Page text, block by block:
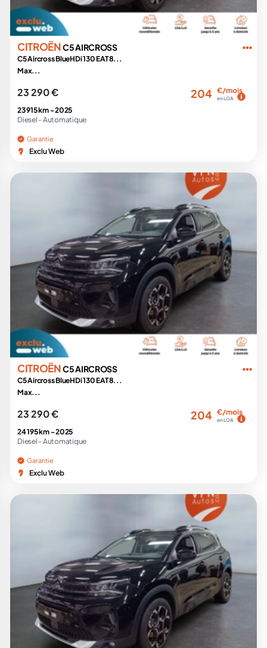
CITROËNC5 AIRCROSS
C5 Aircross BlueHDi 130 EAT8...
Max...
23 290 € 204 €/mois
en LOA
23 915 km -2025
Diesel - Automatique
Garantie
Exclu Web
CITROËNC5 AIRCROSS
C5 Aircross BlueHDi 130 EAT8...
Max...
23 290 € 204 €/mois
en LOA
24 195 km -2025
Diesel - Automatique
Garantie
Exclu Web